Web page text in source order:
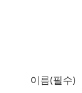
이름(필수)